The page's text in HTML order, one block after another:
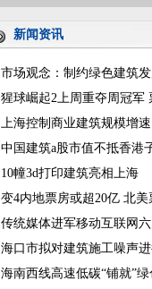
新闻资讯
市场观念：制约绿色建筑
猩球崛起2上周重夺周冠军
上海控制商业建筑规模增速
中国建筑a股市值不抵香港
10幢3d打印建筑亮相上海
变4内地票房或超20亿 北
传统媒体进军移动互联网
海口市拟对建筑施工噪声
海南西线高速低碳“铺就”